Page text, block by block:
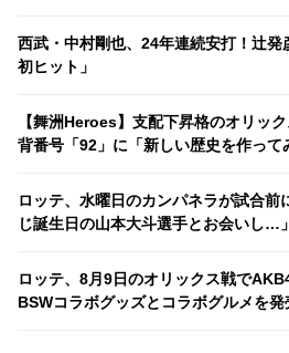
西武・中村剛也、24年連続安打！辻発
初ヒット」
【舞洲Heroes】支配下昇格のオリッ
背番号「92」に「新しい歴史を作って
ロッテ、水曜日のカンパネラが試合前
じ誕生日の山本大斗選手とお会いし…」
ロッテ、8月9日のオリックス戦で
BSWコラボグッズとコラボグルメを発